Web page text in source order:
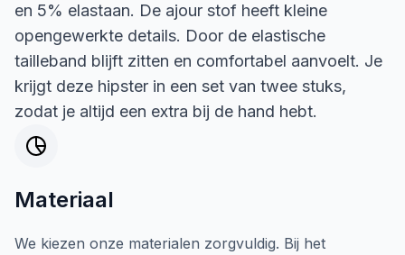
en 5% elastaan. De ajour stof heeft kleine
opengewerkte details. Door de elastische
tailleband blijft zitten en comfortabel aanvoelt. Je
krijgt deze hipster in een set van twee stuks,
zodat je altijd een extra bij de hand hebt.
Materiaal
We kiezen onze materialen zorgvuldig. Bij het